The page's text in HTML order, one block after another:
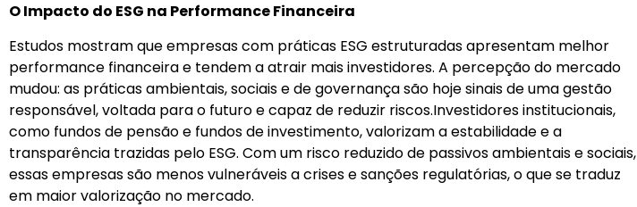
O Impacto do ESG na Performance Financeira
Estudos mostram que empresas com práticas ESG estruturadas apresentam melhor
performance financeira e tendem a atrair mais investidores. A percepção do mercado
mudou: as práticas ambientais, sociais e de governança são hoje sinais de uma gestão
responsável, voltada para o futuro e capaz de reduzir riscos.Investidores institucionais,
como fundos de pensão e fundos de investimento, valorizam a estabilidade e a
transparência trazidas pelo ESG. Com um risco reduzido de passivos ambientais e sociais,
essas empresas são menos vulneráveis a crises e sanções regulatórias, o que se traduz
em maior valorização no mercado.